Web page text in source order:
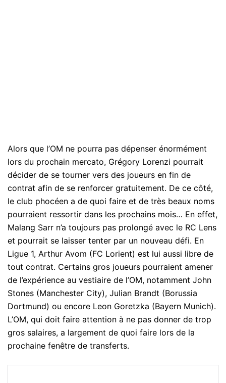
Alors que l’OM ne pourra pas dépenser énormément
lors du prochain mercato, Grégory Lorenzi pourrait
décider de se tourner vers des joueurs en fin de
contrat afin de se renforcer gratuitement. De ce côté,
le club phocéen a de quoi faire et de très beaux noms
pourraient ressortir dans les prochains mois… En effet,
Malang Sarr n’a toujours pas prolongé avec le RC Lens
et pourrait se laisser tenter par un nouveau défi. En
Ligue 1, Arthur Avom (FC Lorient) est lui aussi libre de
tout contrat. Certains gros joueurs pourraient amener
de l’expérience au vestiaire de l’OM, notamment John
Stones (Manchester City), Julian Brandt (Borussia
Dortmund) ou encore Leon Goretzka (Bayern Munich).
L’OM, qui doit faire attention à ne pas donner de trop
gros salaires, a largement de quoi faire lors de la
prochaine fenêtre de transferts.